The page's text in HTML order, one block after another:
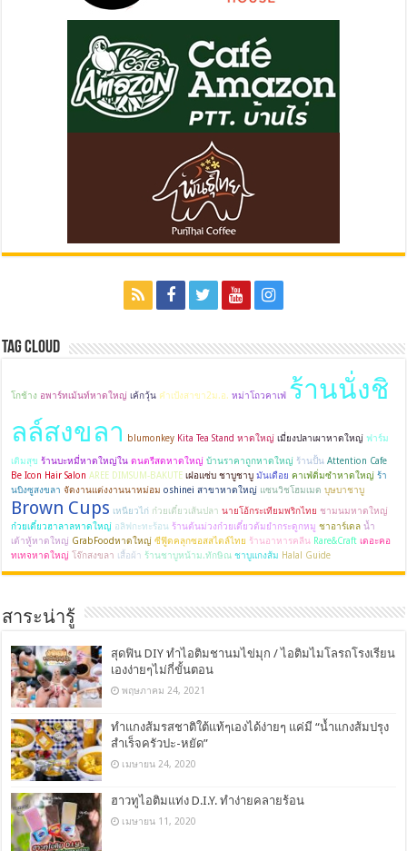
Tag Cloud
โกช้าง อพาร์ทเม้นท์หาดใหญ่ เค้กวุ้น คำเป้งสาขา2ม.อ. หม่าโถวคาเฟ่ ร้านนั่งชิ
ลล์สงขลา
blumonkey Kita Tea Stand หาดใหญ่ เมี่ยงปลาเผาหาดใหญ่ ฟาร์ม
เติมสุข ร้านบะหมี่หาดใหญ่ใน ดนตรีสดหาดใหญ่ บ้านราคาถูกหาดใหญ่ ร้านปั้น Attention Cafe
Be Icon Hair Salon AREE DIMSUM-BAKUTE เฝอแซ่บ ชาบูชาบู มันเดือย คาเฟ่ติ่มซำหาดใหญ่ ร้า
นบิงซูสงขลา จัดงานแต่งงานนาหม่อม oshinei สาขาหาดใหญ่ แซนวิชโฮมเมด บุษบาชาบู
Brown Cups เหนียวไก่ ก๋วยเตี๋ยวเส้นปลา นายโอ้กระเทียมพริกไทย ชามนมหาดใหญ่
ก๋วยเตี๋ยวฮาลาลหาดใหญ่ อลิฟกะทะร้อน ร้านต้นม่วงก๋วยเตี๋ยวต้มยำกระดูกหมู ชาอาร์เดล น้ำ
เต้าหู้หาดใหญ่ GrabFoodหาดใหญ่ ซีฟู๊ดคลุกซอสสไตล์ไทย ร้านอาหารคลีน Rare&Craft เดอะคอ
ทเทจหาดใหญ่ โจ๊กสงขลา เสื้อผ้า ร้านชาบูหน้าม.ทักษิณ ชาบูแกงส้ม Halal Guide
สาระน่ารู้
สุดฟิน DIY ทำไอติมชานมไข่มุก / ไอติมไมโลรถโรงเรียน
เองง่ายๆไม่กี่ขั้นตอน
พฤษภาคม 24, 2021
ทำแกงส้มรสชาติใต้แท้ๆเองได้ง่ายๆ แค่มี “น้ำแกงส้มปรุง
สำเร็จครัวปะ-หยัด”
เมษายน 24, 2020
ฮาวทูไอติมแท่ง D.I.Y. ทำง่ายคลายร้อน
เมษายน 11, 2020